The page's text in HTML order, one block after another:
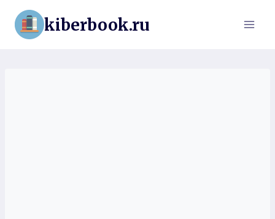
Перейти
содержимому
kiberbook.ru